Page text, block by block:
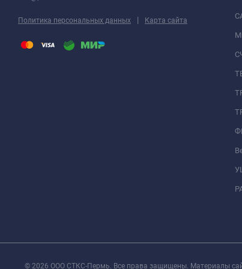
Политика персональных данных | Карта сайта
© 2026 ООО СТКС-Пермь. Все права защищены. Материалы